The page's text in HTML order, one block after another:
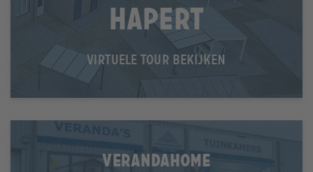
Hapert
VIRTUELE TOUR BEKIJKEN
VERANDAHOME